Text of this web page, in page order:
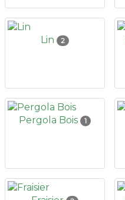
Lin 2
Pergola Bois 1